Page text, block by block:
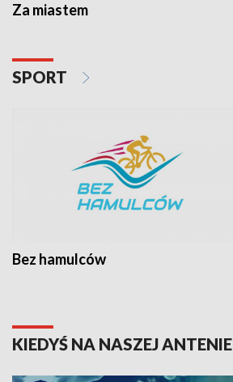
Za miastem
SPORT
Bez hamulców
KIEDYŚ NA NASZEJ ANTENIE